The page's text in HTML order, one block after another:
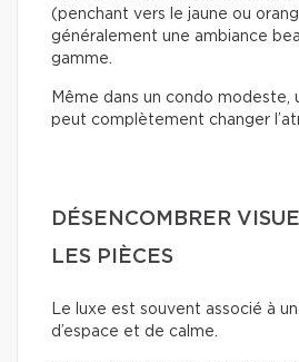
(penchant vers le jaune ou
généralement une ambiance
gamme.
Même dans un condo modeste,
peut complètement changer
DÉSENCOMBRER
LES PIÈCES
Le luxe est souvent associé à
d’espace et de calme.